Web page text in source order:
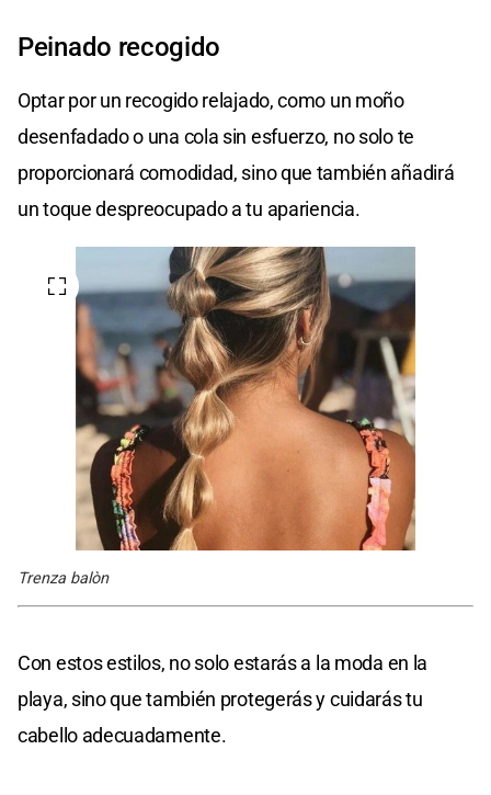
Peinado recogido
Optar por un recogido relajado, como un moño
desenfadado o una cola sin esfuerzo, no solo te
proporcionará comodidad, sino que también añadirá
un toque despreocupado a tu apariencia.
Trenza balòn
Con estos estilos, no solo estarás a la moda en la
playa, sino que también protegerás y cuidarás tu
cabello adecuadamente.